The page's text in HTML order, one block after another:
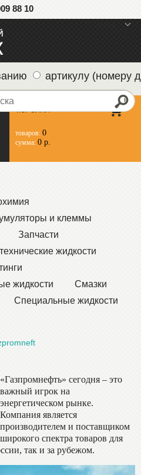
88 10
КОРЗИНА
товаров: 0
сумма: 0 р.
артикулу (номеру
и клеммы
Запчасти
жидкости
жидкости
Смазки
Специальные жидкости
«Газпромнефть» сегодня – это
важный игрок на
энергетическом рынке.
Компания является
производителем и поставщиком
широкого спектра товаров для
так и за рубежом.